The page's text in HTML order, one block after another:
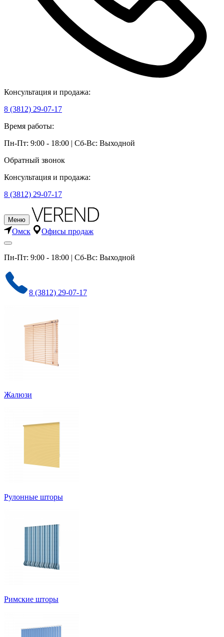
Консультация и продажа:
8 (3812) 29-07-17
Время работы:
Пн-Пт: 9:00 - 18:00 | Сб-Вс: Выходной
Обратный звонок
Консультация и продажа:
8 (3812) 29-07-17
Меню
Омск Офисы продаж
Пн-Пт: 9:00 - 18:00 | Сб-Вс: Выходной
8 (3812) 29-07-17
Жалюзи
Рулонные шторы
Римские шторы